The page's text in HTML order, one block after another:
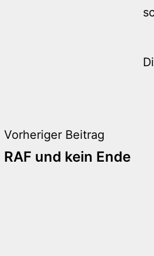
Vorheriger Beitrag
RAF und kein Ende